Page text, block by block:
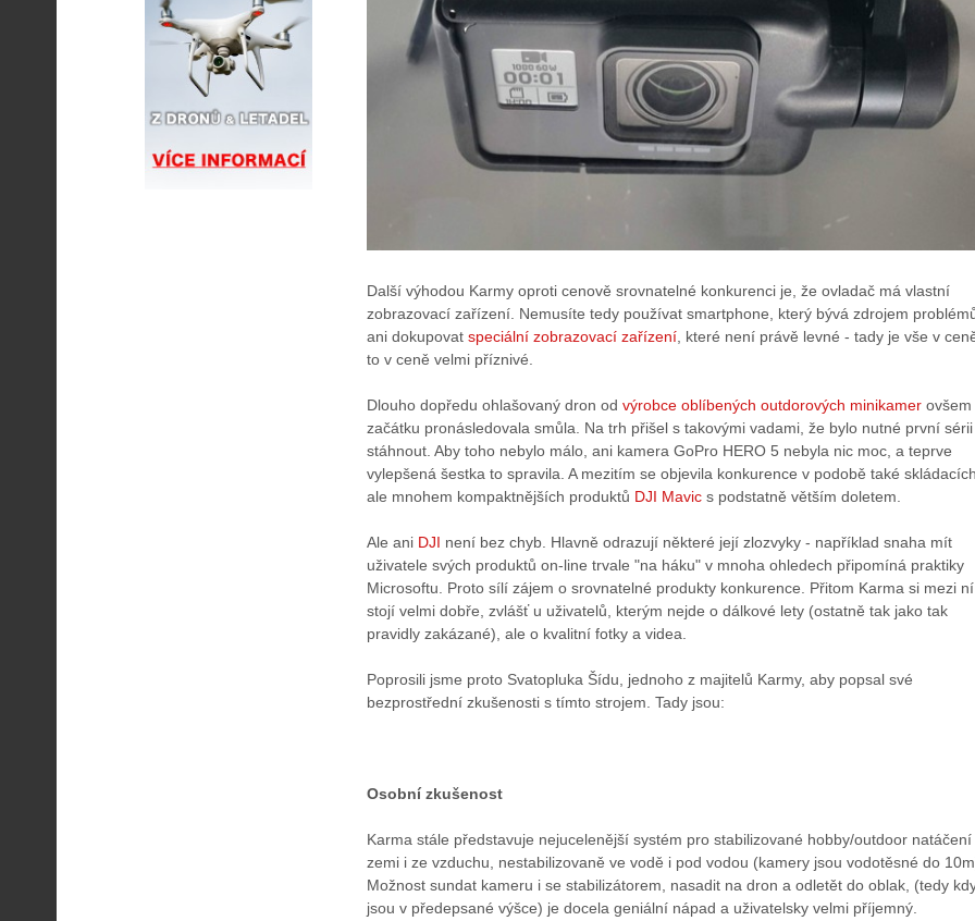
Další výhodou Karmy oproti cenově srovnatelné konkurenci je, že ovladač má vlastní
zobrazovací zařízení. Nemusíte tedy používat smartphone, který bývá zdrojem
ani dokupovat speciální zobrazovací zařízení, které není právě levné - tady je vše v
to v ceně velmi příznivé.
Dlouho dopředu ohlašovaný dron od výrobce oblíbených outdorových minikamer ovšem
začátku pronásledovala smůla. Na trh přišel s takovými vadami, že bylo nutné první sérii
stáhnout. Aby toho nebylo málo, ani kamera GoPro HERO 5 nebyla nic moc, a teprve
vylepšená šestka to spravila. A mezitím se objevila konkurence v podobě také
ale mnohem kompaktnějších produktů DJI Mavic s podstatně větším doletem.
Ale ani DJI není bez chyb. Hlavně odrazují některé její zlozvyky - například snaha mít
uživatele svých produktů on-line trvale "na háku" v mnoha ohledech připomíná praktiky
Microsoftu. Proto sílí zájem o srovnatelné produkty konkurence. Přitom Karma si mezi ní
stojí velmi dobře, zvlášť u uživatelů, kterým nejde o dálkové lety (ostatně tak jako tak
pravidly zakázané), ale o kvalitní fotky a videa.
Poprosili jsme proto Svatopluka Šídu, jednoho z majitelů Karmy, aby popsal své
bezprostřední zkušenosti s tímto strojem. Tady jsou:
Osobní zkušenost
Karma stále představuje nejucelenější systém pro stabilizované hobby/outdoor natáčení
zemi i ze vzduchu, nestabilizovaně ve vodě i pod vodou (kamery jsou vodotěsné do
Možnost sundat kameru i se stabilizátorem, nasadit na dron a odletět do oblak, (tedy
jsou v předepsané výšce) je docela geniální nápad a uživatelsky velmi příjemný.